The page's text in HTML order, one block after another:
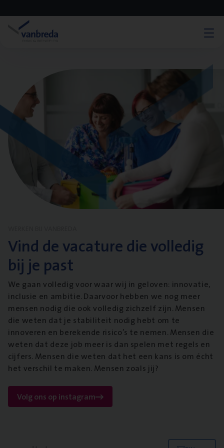
Vind de vacature die volledig
bij je past
We gaan volledig voor waar wij in geloven: innovatie,
inclusie en ambitie. Daarvoor hebben we nog meer
mensen nodig die ook volledig zichzelf zijn. Mensen
die weten dat je stabiliteit nodig hebt om te
innoveren en berekende risico’s te nemen. Mensen die
weten dat deze job meer is dan spelen met regels en
cijfers. Mensen die weten dat het een kans is om écht
het verschil te maken. Mensen zoals jij?
Volg ons op instagram